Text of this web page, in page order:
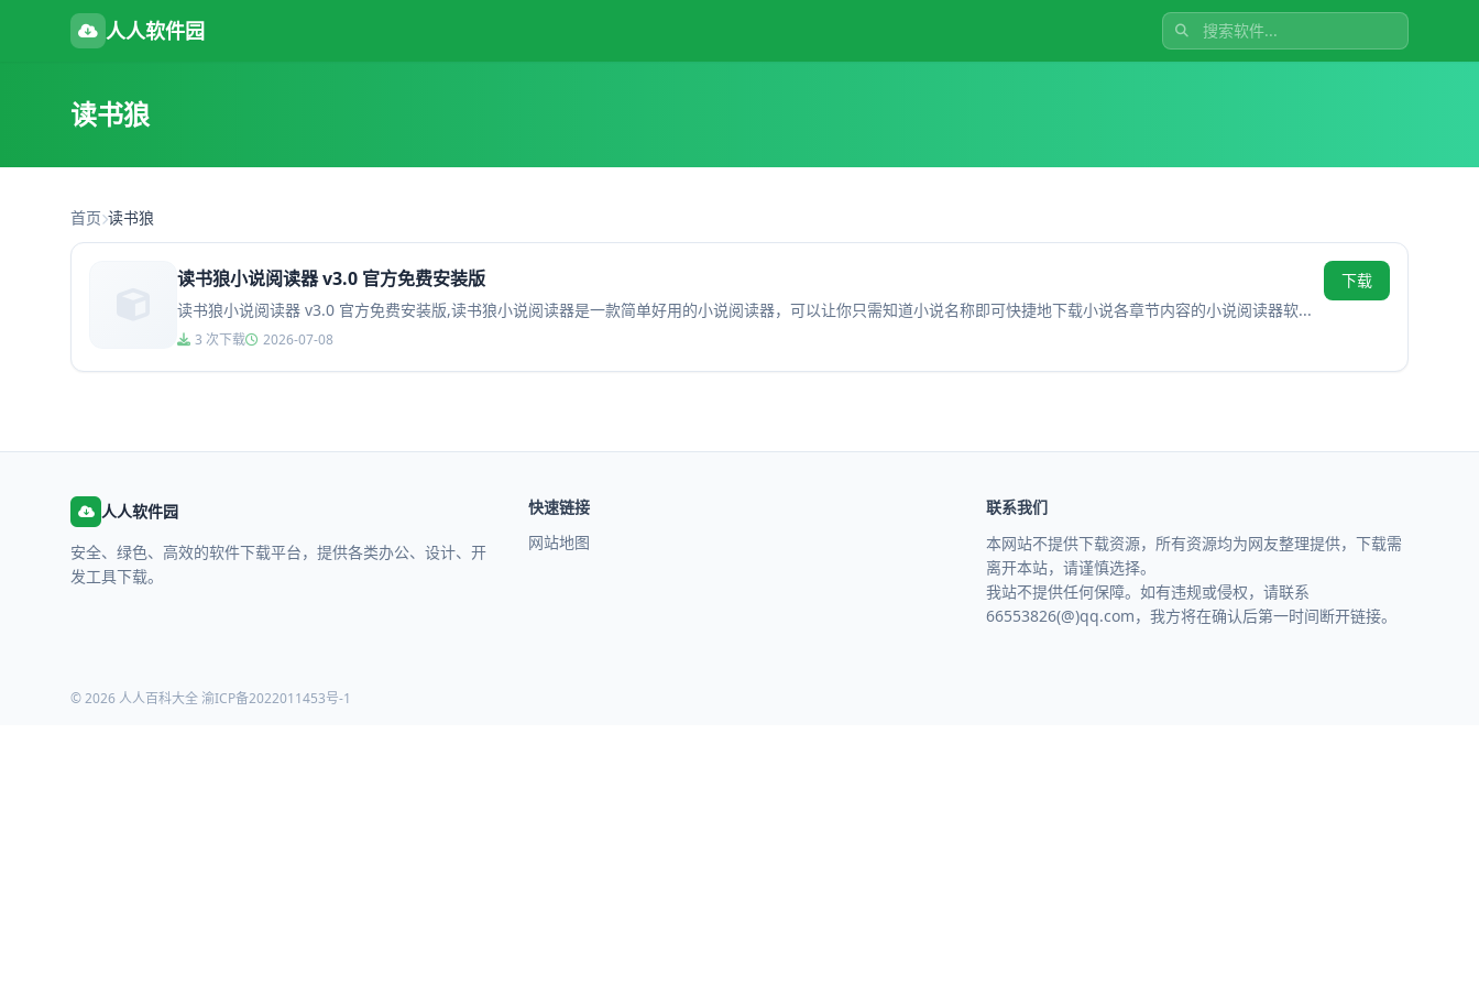
人人软件园
读书狼
首页 读书狼
读书狼小说阅读器 v3.0 官方免费安装版
读书狼小说阅读器 v3.0 官方免费安装版,读书狼小说阅读器是一款简单好用的小说阅读器，可以让你只需知道小说名称即可快捷地下载小说各章节内容的小说阅读器软...
3 次下载 2026-07-08
下载
人人软件园
安全、绿色、高效的软件下载平台，提供各类办公、设计、开
发工具下载。
快速链接
网站地图
联系我们
本网站不提供下载资源，所有资源均为网友整理提供，下载需
离开本站，请谨慎选择。
我站不提供任何保障。如有违规或侵权，请联系
66553826(@)qq.com，我方将在确认后第一时间断开链接。
© 2026 人人百科大全渝ICP备2022011453号-1